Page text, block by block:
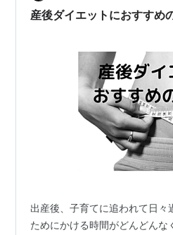
我慢しなくてもいい方法を！！
産後ダイエットにおすすめ
出産後、子育てに追われて日々
ためにかける時間がどんどんな